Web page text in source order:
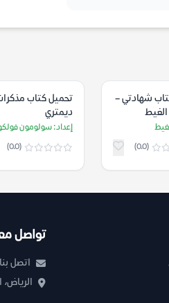
شهادتي –
الغيط
(0.0)
تحميل كتاب
ديمتري
شوستاكوفيتش
(معاناة عبقري
إمبراطورية الرعب) –
إعداد: سولومون
إعداد: سولومون
(0.0)
تواصل
اتصل بنا
الرياض،